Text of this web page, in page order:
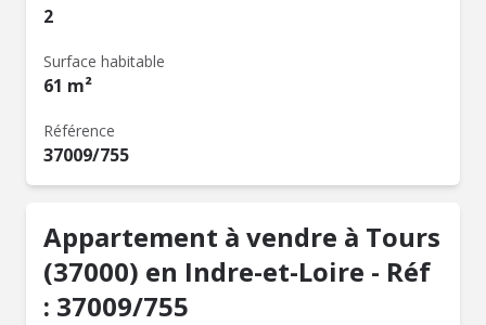
2
Surface habitable
61 m²
Référence
37009/755
Appartement à vendre à Tours
(37000) en Indre-et-Loire - Réf
: 37009/755